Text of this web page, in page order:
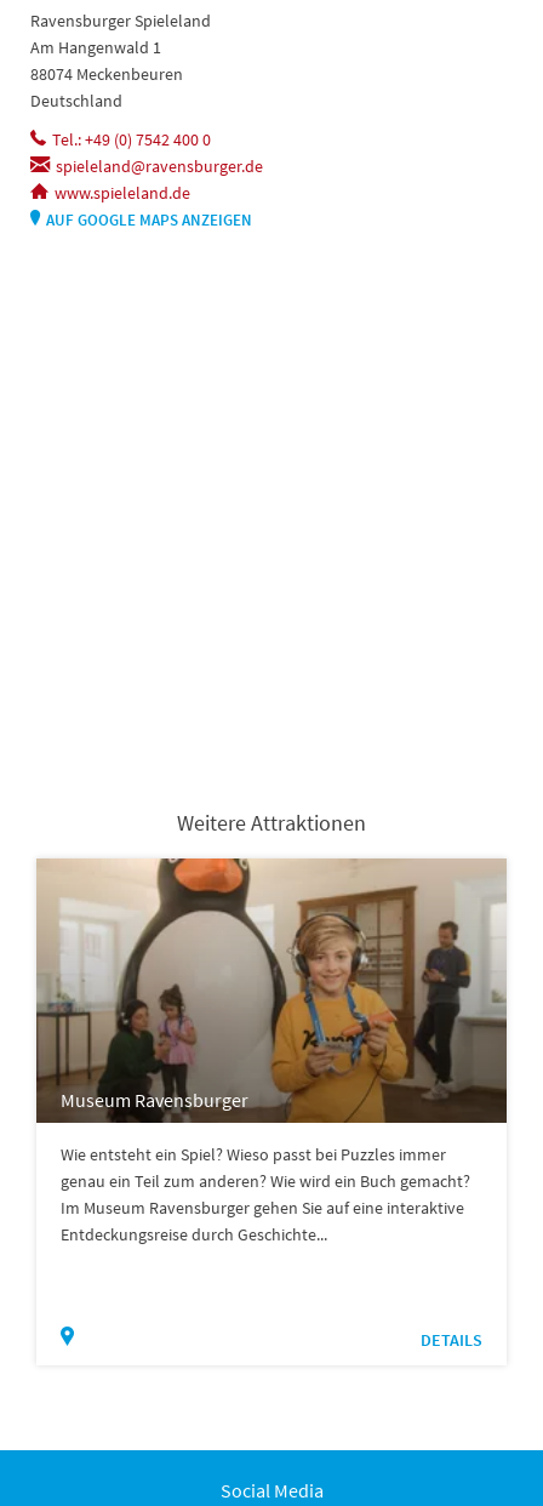
Ravensburger Spieleland
Am Hangenwald 1
88074 Meckenbeuren
Deutschland
Tel.: +49 (0) 7542 400 0
spieleland@ravensburger.de
www.spieleland.de
AUF GOOGLE MAPS ANZEIGEN
Weitere Attraktionen
Museum Ravensburger
Wie entsteht ein Spiel? Wieso passt bei Puzzles immer
genau ein Teil zum anderen? Wie wird ein Buch gemacht?
Im Museum Ravensburger gehen Sie auf eine interaktive
Entdeckungsreise durch Geschichte...
DETAILS
Social Media